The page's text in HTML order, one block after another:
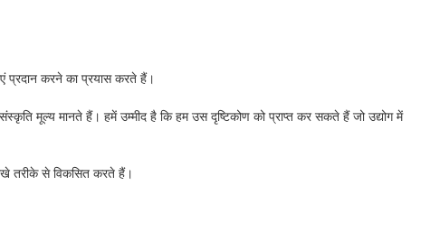
प्रदान करने का प्रयास करते हैं।
मूल्य मानते हैं। हमें उम्मीद है कि हम उस दृष्टिकोण को प्राप्त कर सकते हैं जो उद्योग में
तरीके से विकसित करते हैं।